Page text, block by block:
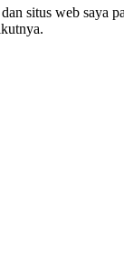
situs web saya